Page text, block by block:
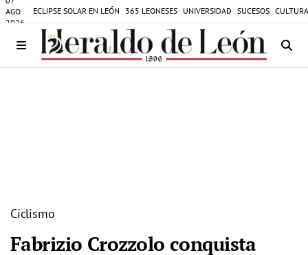
AGO
2026
ECLIPSE SOLAR EN LEÓN 365 LEONESES UNIVERSIDAD SUCESOS
Ciclismo
Fabrizio Crozzolo conquista